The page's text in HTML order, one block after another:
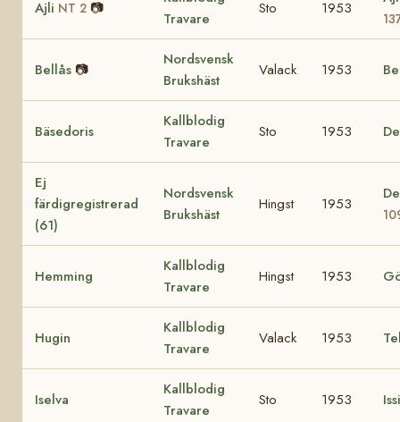
Ajli NT 2 📷
Travare
Sto 1953
Bellås 📷
Nordsvensk
Brukshäst
Valack 1953
Bäsedoris
Kallblodig
Travare
Sto 1953
Ej
färdigregistrerad
(61)
Nordsvensk
Brukshäst
Hingst 1953
Hemming
Kallblodig
Travare
Hingst 1953
Hugin
Kallblodig
Travare
Valack 1953
Iselva
Kallblodig
Travare
Sto 1953